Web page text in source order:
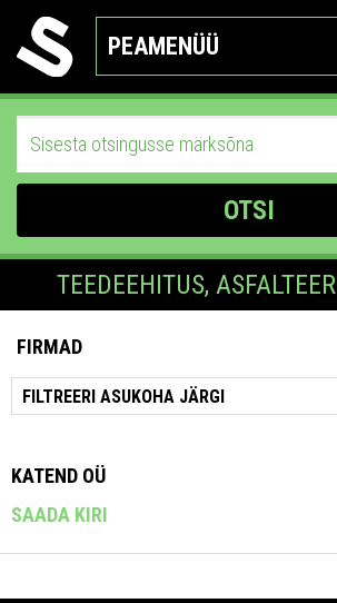
PEAMENÜÜ
OTSI
TEEDEEHITUS,
FIRMAD
KATEND OÜ
SAADA KIRI